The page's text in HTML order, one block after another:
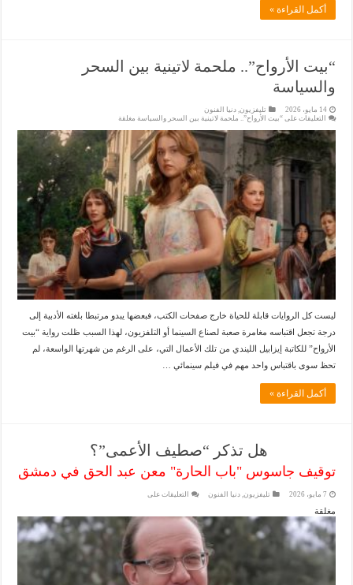
أكمل القراءة »
“بيت الأرواح”.. ملحمة لاتينية بين السحر
والسياسة
14 مايو، 2026 تليفزيون,دنيا الفنون
التعليقاتعلى “بيت الأرواح”.. ملحمة لاتينية بين السحر والسياسة مغلقة
ليست كل الروايات قابلة للحياة خارج صفحات الكتب، فبعضها يبدو مرتبطا بلغته الأدبية إلى
درجة تجعل اقتباسه مغامرة صعبة لصناع السينما أو التلفزيون، لهذا السبب ظلت رواية “بيت
الأرواح” للكاتبة إيزابيل الليندي من تلك الأعمال التي، على الرغم من شهرتها الواسعة، لم
تحظ سوى باقتباس واحد مهم في فيلم سينمائي …
أكمل القراءة »
هل تذكر “صطيف الأعمى”؟
توقيف جاسوس "باب الحارة" معن عبد الحق في دمشق
7 مايو، 2026 تليفزيون,دنيا الفنون التعليقاتعلى
مغلقة